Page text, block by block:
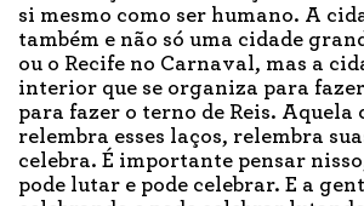
si mesmo como ser humano. A
também e não só uma cidade
ou o Recife no Carnaval, mas a
interior que se organiza para
para fazer o terno de Reis. Aquela
relembra esses laços, relembra
celebra. É importante pensar
pode lutar e pode celebrar. E a